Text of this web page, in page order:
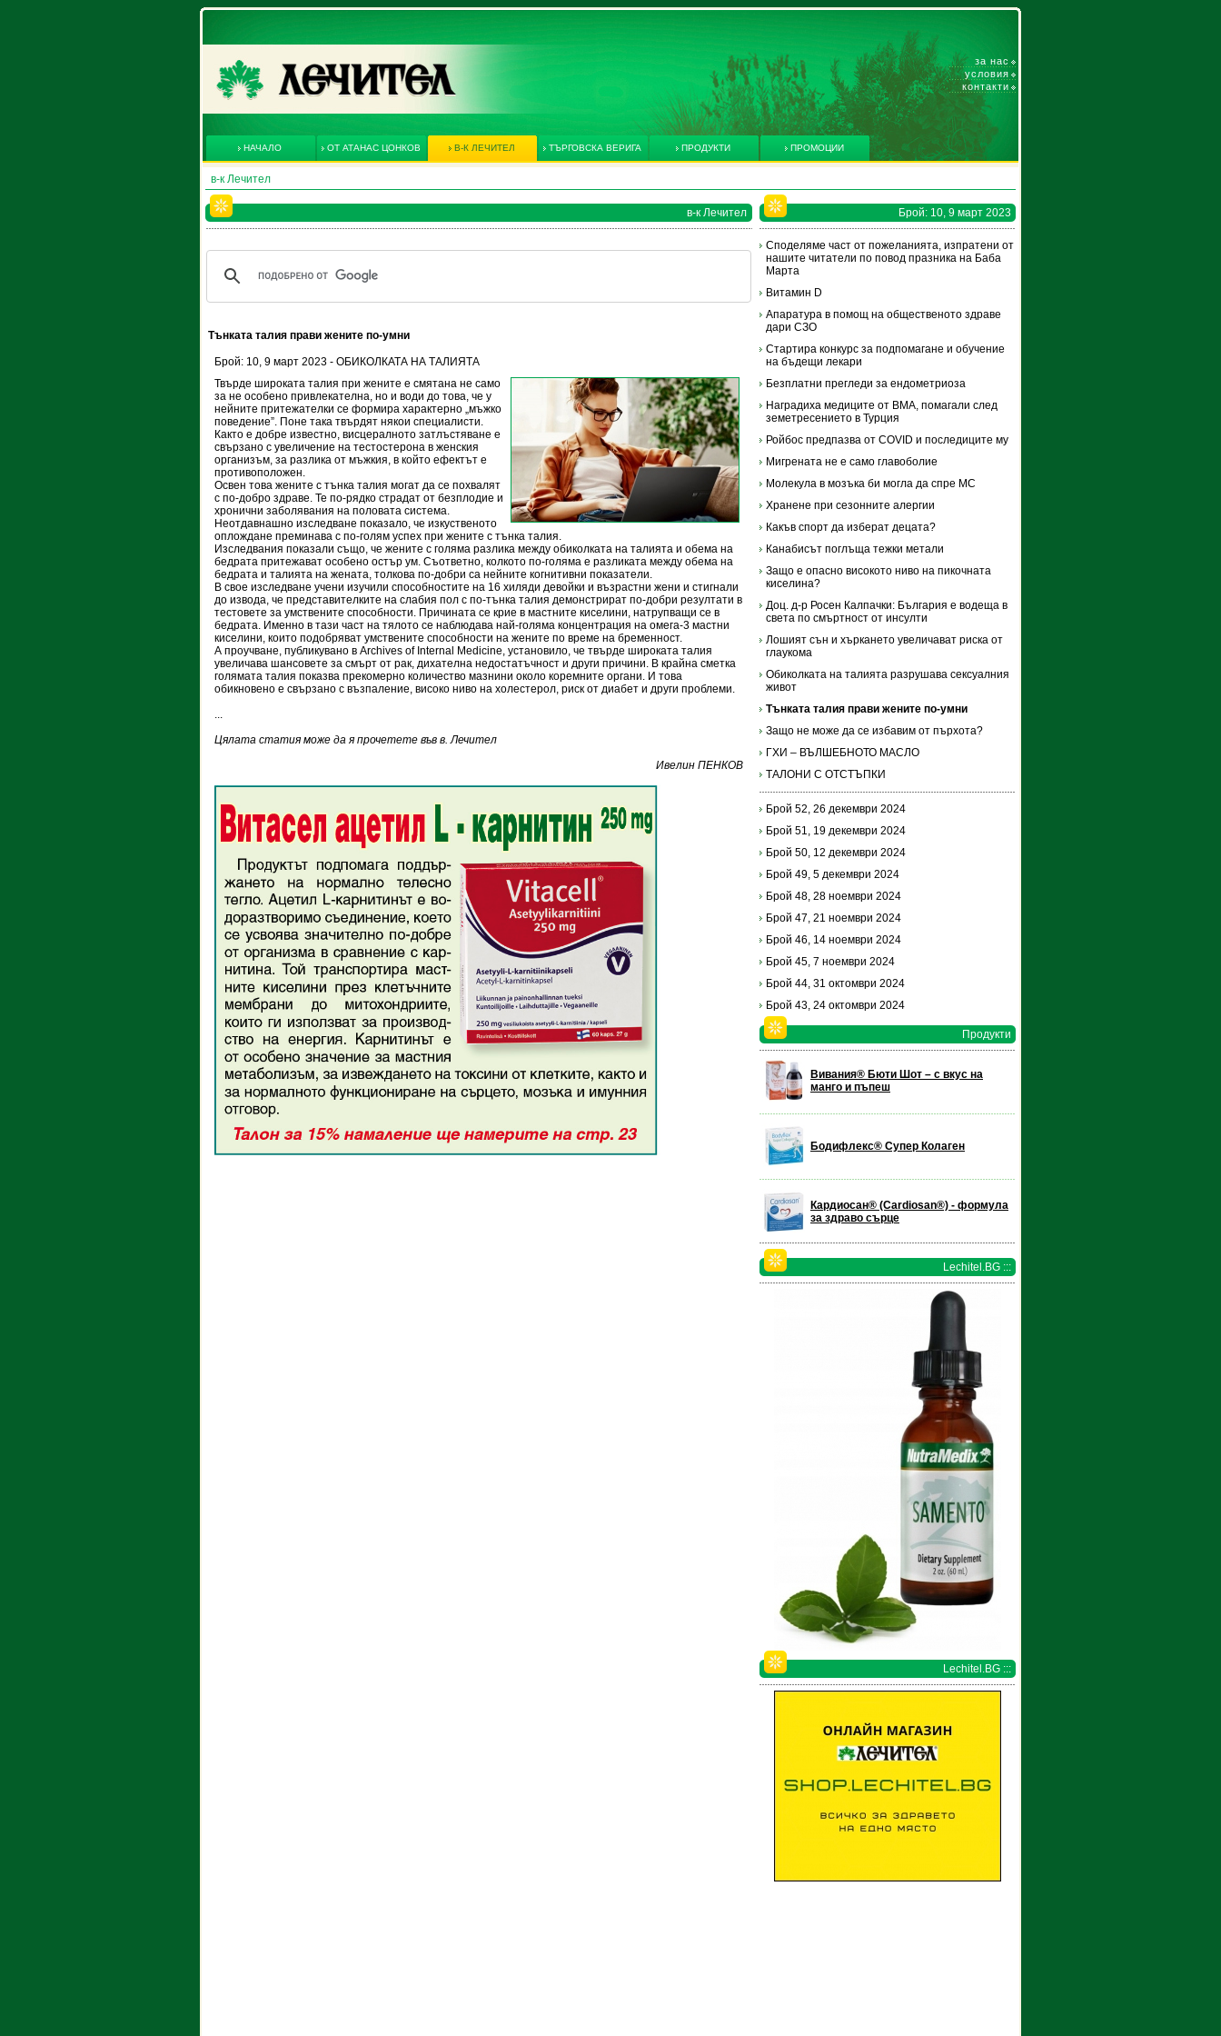
за нас
условия
контакти
НАЧАЛО ОТ АТАНАС ЦОНКОВ В-К ЛЕЧИТЕЛ ТЪРГОВСКА ВЕРИГА ПРОДУКТИ ПРОМОЦИИ
в-к Лечител
в-к Лечител
Тънката талия прави жените по-умни
Брой: 10, 9 март 2023 - ОБИКОЛКАТА НА ТАЛИЯТА
Твърде широката талия при жените е смятана не само
за не особено привлекателна, но и води до това, че у
нейните притежателки се формира характерно „мъжко
поведение”. Поне така твърдят някои специалисти.
Както е добре известно, висцералното затлъстяване е
свързано с увеличение на тестостерона в женския
организъм, за разлика от мъжкия, в който ефектът е
противоположен.
Освен това жените с тънка талия могат да се похвалят
с по-добро здраве. Те по-рядко страдат от безплодие и
хронични заболявания на половата система.
Неотдавнашно изследване показало, че изкуственото
оплождане преминава с по-голям успех при жените с тънка талия.
Изследвания показали също, че жените с голяма разлика между обиколката на талията и обема на
бедрата притежават особено остър ум. Съответно, колкото по-голяма е разликата между обема на
бедрата и талията на жената, толкова по-добри са нейните когнитивни показатели.
В свое изследване учени изучили способностите на 16 хиляди девойки и възрастни жени и стигнали
до извода, че представителките на слабия пол с по-тънка талия демонстрират по-добри резултати в
тестовете за умствените способности. Причината се крие в мастните киселини, натрупващи се в
бедрата. Именно в тази част на тялото се наблюдава най-голяма концентрация на омега-3 мастни
киселини, които подобряват умствените способности на жените по време на бременност.
А проучване, публикувано в Archives of Internal Medicine, установило, че твърде широката талия
увеличава шансовете за смърт от рак, дихателна недостатъчност и други причини. В крайна сметка
голямата талия показва прекомерно количество мазнини около коремните органи. И това
обикновено е свързано с възпаление, високо ниво на холестерол, риск от диабет и други проблеми.
...
Цялата статия може да я прочетете във в. Лечител
Ивелин ПЕНКОВ
Брой: 10, 9 март 2023
Споделяме част от пожеланията, изпратени от
нашите читатели по повод празника на Баба
Марта
Витамин D
Апаратура в помощ на общественото здраве
дари СЗО
Стартира конкурс за подпомагане и обучение
на бъдещи лекари
Безплатни прегледи за ендометриоза
Наградиха медиците от ВМА, помагали след
земетресението в Турция
Ройбос предпазва от COVID и последиците му
Мигрената не е само главоболие
Молекула в мозъка би могла да спре МС
Хранене при сезонните алергии
Какъв спорт да изберат децата?
Канабисът поглъща тежки метали
Защо е опасно високото ниво на пикочната
киселина?
Доц. д-р Росен Калпачки: България е водеща в
света по смъртност от инсулти
Лошият сън и хъркането увеличават риска от
глаукома
Обиколката на талията разрушава сексуалния
живот
Тънката талия прави жените по-умни
Защо не може да се избавим от пърхота?
ГХИ – ВЪЛШЕБНОТО МАСЛО
ТАЛОНИ С ОТСТЪПКИ
Брой 52, 26 декември 2024
Брой 51, 19 декември 2024
Брой 50, 12 декември 2024
Брой 49, 5 декември 2024
Брой 48, 28 ноември 2024
Брой 47, 21 ноември 2024
Брой 46, 14 ноември 2024
Брой 45, 7 ноември 2024
Брой 44, 31 октомври 2024
Брой 43, 24 октомври 2024
Продукти
Вивания® Бюти Шот – с вкус на
манго и пъпеш
Бодифлекс® Супер Колаген
Кардиосан® (Cardiosan®) - формула
за здраво сърце
Lechitel.BG :::
Lechitel.BG :::